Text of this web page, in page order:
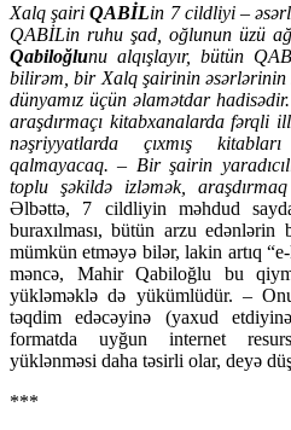
Xalq şairiQABİLin 7 cildliyi –
QABİLin ruhu şad, oğlunun üzü
Qabiloğlunu alqışlayır, bütün
bilirəm, bir Xalq şairinin əsərlərinin
dünyamız üçün əlamətdar
araşdırmaçı kitabxanalarda fərqli
nəşriyyatlarda çıxmış
qalmayacaq. – Bir şairin
toplu şəkildə izləmək,
Əlbəttə, 7 cildliyin məhdud
buraxılması, bütün arzu
mümkün etməyə bilər, lakin artıq
məncə, Mahir Qabiloğlu bu
yükləməklə də yükümlüdür. –
təqdim edəcəyinə (yaxud
formatda uyğun internet
yüklənməsi daha təsirli olar, deyə
***